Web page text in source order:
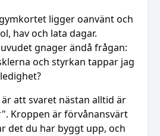
ligger oanvänt och
hav och lata dagar.
gnager ändå frågan:
och styrkan tappar jag
att svaret nästan alltid är
Kroppen är förvånansvärt
det du har byggt upp, och